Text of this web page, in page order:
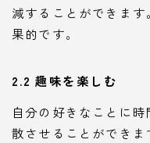
減することができま
果的です。
2.2 趣味を楽しむ
自分の好きなことに
散させることができ